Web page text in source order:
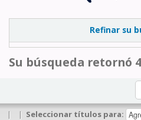
Refinar su
Su búsqueda retornó
| | Seleccionar títulos para: